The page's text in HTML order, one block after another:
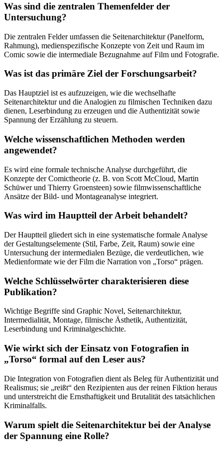
Was sind die zentralen Themenfelder der
Untersuchung?
Die zentralen Felder umfassen die Seitenarchitektur (Panelform,
Rahmung), medienspezifische Konzepte von Zeit und Raum im
Comic sowie die intermediale Bezugnahme auf Film und Fotografie.
Was ist das primäre Ziel der Forschungsarbeit?
Das Hauptziel ist es aufzuzeigen, wie die wechselhafte
Seitenarchitektur und die Analogien zu filmischen Techniken dazu
dienen, Leserbindung zu erzeugen und die Authentizität sowie
Spannung der Erzählung zu steuern.
Welche wissenschaftlichen Methoden werden
angewendet?
Es wird eine formale technische Analyse durchgeführt, die
Konzepte der Comictheorie (z. B. von Scott McCloud, Martin
Schüwer und Thierry Groensteen) sowie filmwissenschaftliche
Ansätze der Bild- und Montageanalyse integriert.
Was wird im Hauptteil der Arbeit behandelt?
Der Hauptteil gliedert sich in eine systematische formale Analyse
der Gestaltungselemente (Stil, Farbe, Zeit, Raum) sowie eine
Untersuchung der intermedialen Bezüge, die verdeutlichen, wie
Medienformate wie der Film die Narration von „Torso“ prägen.
Welche Schlüsselwörter charakterisieren diese
Publikation?
Wichtige Begriffe sind Graphic Novel, Seitenarchitektur,
Intermedialität, Montage, filmische Ästhetik, Authentizität,
Leserbindung und Kriminalgeschichte.
Wie wirkt sich der Einsatz von Fotografien in
„Torso“ formal auf den Leser aus?
Die Integration von Fotografien dient als Beleg für Authentizität und
Realismus; sie „reißt“ den Rezipienten aus der reinen Fiktion heraus
und unterstreicht die Ernsthaftigkeit und Brutalität des tatsächlichen
Kriminalfalls.
Warum spielt die Seitenarchitektur bei der Analyse
der Spannung eine Rolle?